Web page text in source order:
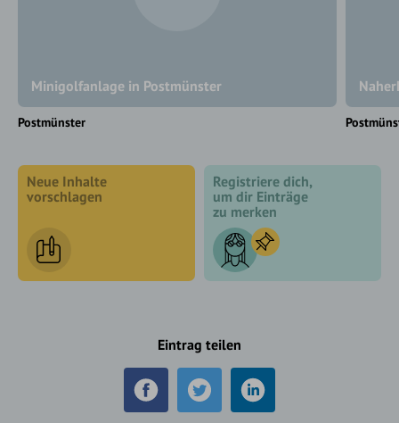
Minigolfanlage in Postmünster
Postmünster
Neue Inhalte
vorschlagen
Registriere dich,
um dir Einträge
zu merken
Eintrag teilen